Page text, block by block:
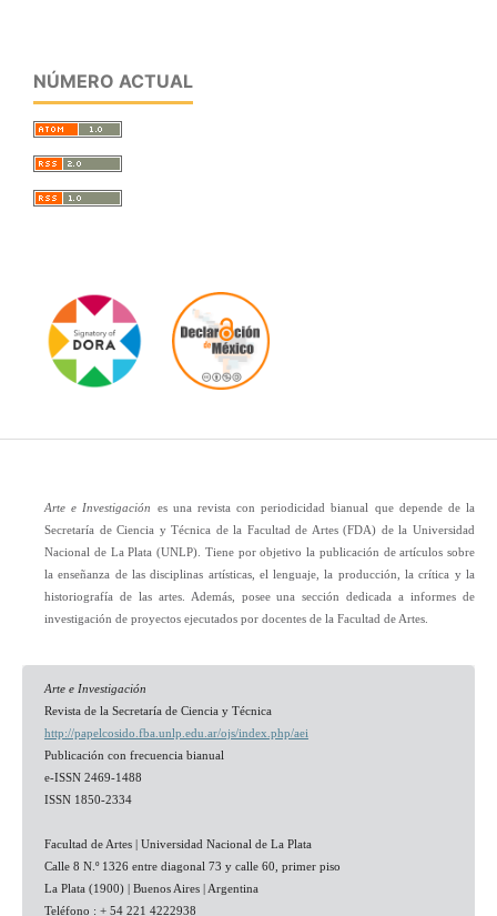
NÚMERO ACTUAL
Arte e Investigación
es una revista con periodicidad bianual que depende de la
Secretaría de Ciencia y Técnica de la Facultad de Artes (FDA) de la Universidad
Nacional de La Plata (UNLP). Tiene por objetivo la publicación de artículos sobre
la enseñanza de las disciplinas artísticas, el lenguaje, la producción, la crítica y la
historiografía de las artes. Además, posee una sección dedicada a informes de
investigación de proyectos ejecutados por docentes de la Facultad de Artes.
Arte e Investigación
Revista de la Secretaría de Ciencia y Técnica
http://papelcosido.fba.unlp.edu.ar/ojs/index.php/aei
Publicación con frecuencia bianual
e-ISSN 2469-1488
ISSN 1850-2334
Facultad de Artes | Universidad Nacional de La Plata
Calle 8 N.º 1326 entre diagonal 73 y calle 60, primer piso
La Plata (1900) | Buenos Aires | Argentina
Teléfono : + 54 221 4222938